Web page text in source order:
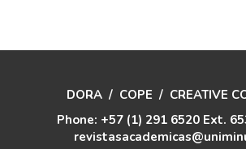
DORA / COPE / CREATIVE
Phone: +57 (1) 291 6520 Ext.